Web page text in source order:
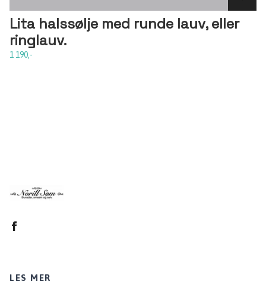
Lita halssølje med runde lauv, eller
ringlauv.
1 190,-
LES MER